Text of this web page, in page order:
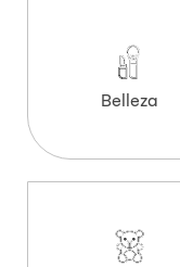
Belleza